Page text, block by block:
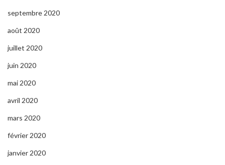
septembre 2020
août 2020
juillet 2020
juin 2020
mai 2020
avril 2020
mars 2020
février 2020
janvier 2020